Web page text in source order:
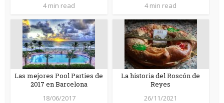
4 min read
4 min read
Las mejores Pool Parties de
2017 en Barcelona
18/06/2017
La historia del Roscón de
Reyes
26/11/2021